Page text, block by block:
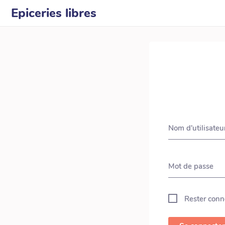
Epiceries libres
Nom
Mot de passe
Rester